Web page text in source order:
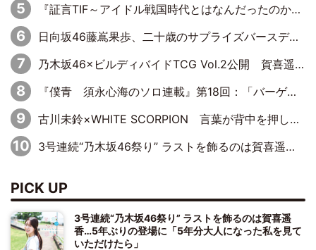
『証言TIF～アイドル戦国時代とはなんだったのか～』第10回：さくら学院・武藤彩未×飯田らうら「正直、中3で辞めるというのを信じてなくて。そう言われてはいたけど、嘘でしょって」
日向坂46藤嶌果歩、二十歳のサプライズバースデーに大喜び「頼られる先輩になれるように努力していきたい」
乃木坂46×ビルディバイドTCG Vol.2公開 賀喜遥香＆田村真佑が『京まふ』ステージに登壇
『僕青 須永心海のソロ連載』第18回：「バーゲンセールハンターみうな inしまむら」編
古川未鈴×WHITE SCORPION 言葉が背中を押した“それぞれの決意”
3号連続“乃木坂46祭り” ラストを飾るのは賀喜遥香…5年ぶりの登場に「5年分大人になった私を見ていただけたら」
PICK UP
3号連続“乃木坂46祭り” ラストを飾るのは賀喜遥
香…5年ぶりの登場に「5年分大人になった私を見て
いただけたら」